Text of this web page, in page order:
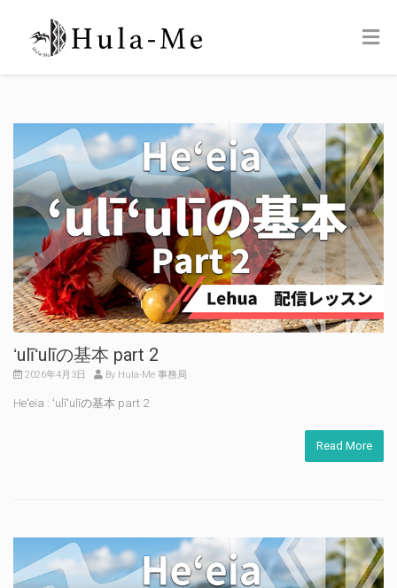
ʻulīʻulīの基本 part 2
2026年4月3日 By Hula-Me 事務局
Heʻeia : ʻulīʻulīの基本 part 2
Read More